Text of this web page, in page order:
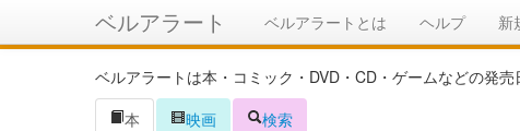
ベルアラート ベルアラートとは ヘルプ 新
ベルアラートは本・コミック・DVD・CD・ゲームなどの発
本
映画 検索